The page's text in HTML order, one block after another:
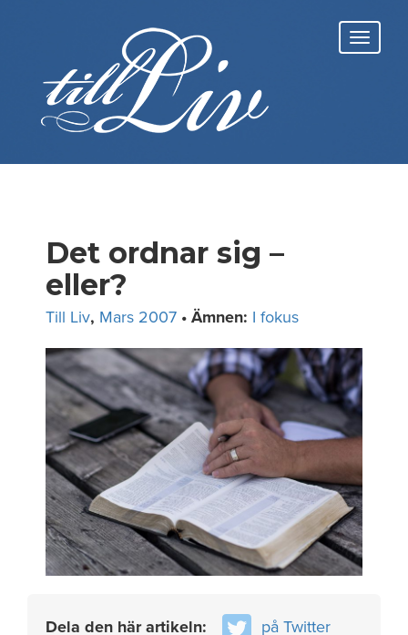
Det ordnar sig –
eller?
Till Liv, Mars 2007 • Ämnen: I fokus
Dela den här artikeln:
på Twitter